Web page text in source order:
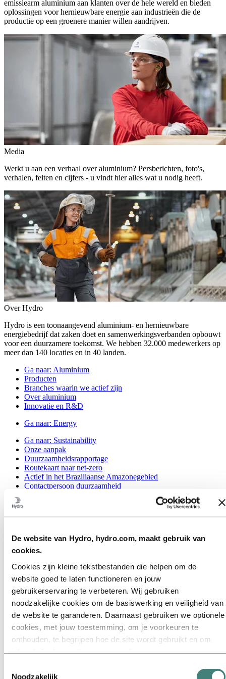
De website van Hydro, hydro.com, maakt gebruik van
cookies.
Cookies zijn kleine tekstbestanden die helpen om de
website goed te laten functioneren en jouw
gebruikerservaring te verbeteren. Wij gebruiken
noodzakelijke cookies om de basiswerking en veiligheid van
de website te garanderen. Daarnaast gebruiken we optionele
cookies, met jouw toestemming, om je voorkeuren te
onthouden, te begrijpen hoe de site wordt gebruikt en om
van tools die wij gebruiken voor beveiliging, analyse of
Noodzakelijk
emissiearm aluminium aan klanten over de hele wereld en bieden
oplossingen voor hernieuwbare energie aan industrieën die de
productie op een groenere manier willen aandrijven.
Media
Werkt u aan een verhaal over aluminium? Persberichten, foto's,
verhalen, feiten en cijfers - u vindt hier alles wat u nodig heeft.
Over Hydro
Hydro is een toonaangevend aluminium- en hernieuwbare
energiebedrijf dat zaken doet en samenwerkingsverbanden opbouwt
voor een duurzamere toekomst. We hebben 32.000 medewerkers op
meer dan 140 locaties en in 40 landen.
Ga naar: Aluminium
Producten
Branches waarin we actief zijn
Over aluminium
Innovatie en R&D
Ga naar: Energy
Ga naar: Sustainability
Onze aanpak
Duurzaamheidsrapportage
Routekaart naar net-zero
Actief in het Braziliaanse Amazonegebied
Contactpersoon duurzaamheid
Carrièregebieden
Ontmoet onze mensen
Contact en FAQ
Ga naar:Investors
Contacten voor beleggers
Ga naar:
Perscontacten
Nieuws
Hydro in één oogopslag
Mediagalerij
Ga naar:Over Hydro